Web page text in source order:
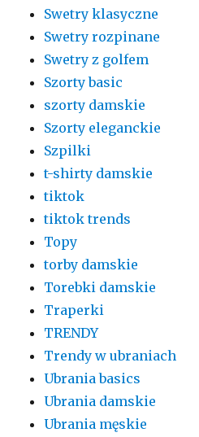
Swetry klasyczne
Swetry rozpinane
Swetry z golfem
Szorty basic
szorty damskie
Szorty eleganckie
Szpilki
t-shirty damskie
tiktok
tiktok trends
Topy
torby damskie
Torebki damskie
Traperki
TRENDY
Trendy w ubraniach
Ubrania basics
Ubrania damskie
Ubrania męskie